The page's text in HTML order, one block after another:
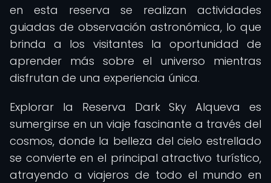
en esta reserva se realizan actividades
guiadas de observación astronómica, lo que
brinda a los visitantes la oportunidad de
aprender más sobre el universo mientras
disfrutan de una experiencia única.
Explorar la Reserva Dark Sky Alqueva es
sumergirse en un viaje fascinante a través del
cosmos, donde la belleza del cielo estrellado
se convierte en el principal atractivo turístico,
atrayendo a viajeros de todo el mundo en